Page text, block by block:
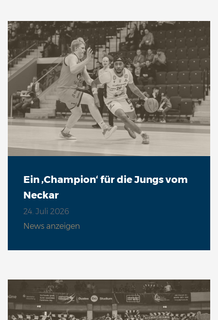
Sa 06.02. | 19:30 Uhr
VS
So 14.02. | 15:00 Uhr
VS
Sa 20.02. | 18:00 Uhr
VS
Fr 05.03. | 19:30 Uhr
VS
Fr 12.03. | 19:30 Uhr
VS
Ein ‚Champion‘ für die Jungs vom
Neckar
24. Juli 2026
News anzeigen